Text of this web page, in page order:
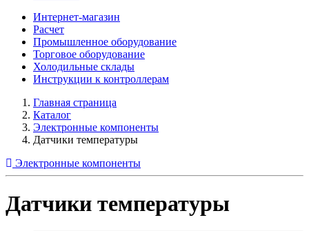
Интернет-магазин
Расчет
Промышленное оборудование
Торговое оборудование
Холодильные склады
Инструкции к контроллерам
Главная страница
Каталог
Электронные компоненты
Датчики температуры
Электронные компоненты
Датчики температуры